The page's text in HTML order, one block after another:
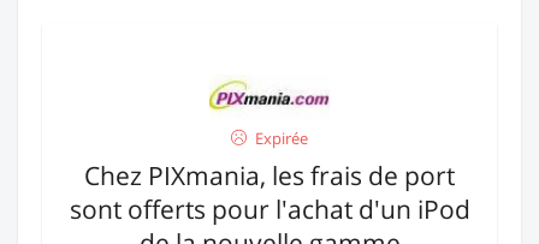
Expirée
Chez PIXmania, les frais de port
sont offerts pour l'achat d'un iPod